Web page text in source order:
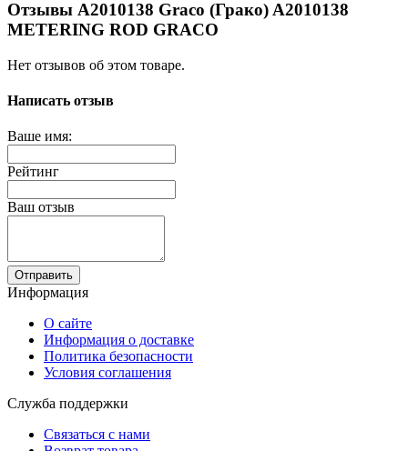
Отзывы A2010138 Graco (Грако) A2010138
METERING ROD GRACO
Нет отзывов об этом товаре.
Написать отзыв
Ваше имя:
Рейтинг
Ваш отзыв
Отправить
Информация
О сайте
Информация о доставке
Политика безопасности
Условия соглашения
Служба поддержки
Связаться с нами